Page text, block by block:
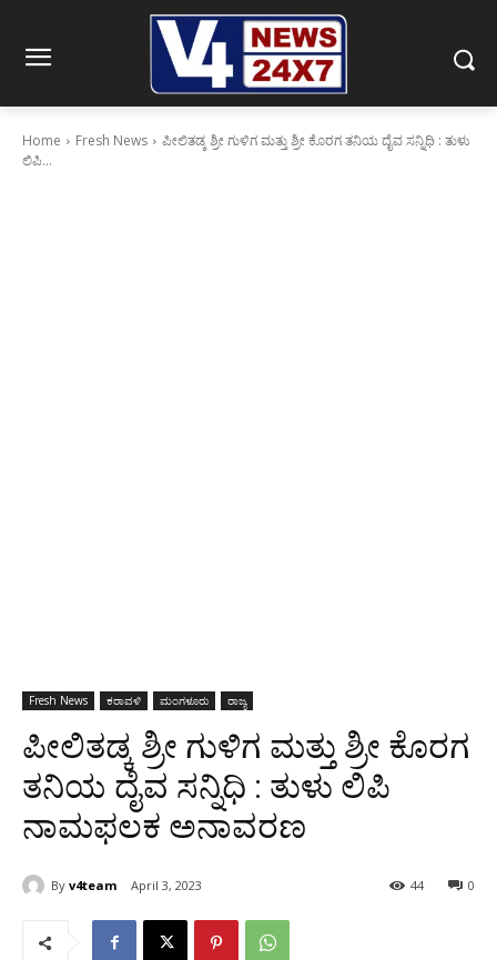
Home Fresh News
ಪೀಲಿತಡ್ಕ ಶ್ರೀ ಗುಳಿಗ ಮತ್ತು ಶ್ರೀ ಕೊರಗ ತನಿಯ ದೈವ ಸನ್ನಿಧಿ : ತುಳು
ಲಿಪಿ...
Fresh News ಕರಾವಳಿ ಮಂಗಳೂರು ರಾಜ್ಯ
ಪೀಲಿತಡ್ಕ ಶ್ರೀ ಗುಳಿಗ ಮತ್ತು ಶ್ರೀ ಕೊರಗ
ತನಿಯ ದೈವ ಸನ್ನಿಧಿ : ತುಳು ಲಿಪಿ
ನಾಮಫಲಕ ಅನಾವರಣ
By v4team April 3, 2023 0
44